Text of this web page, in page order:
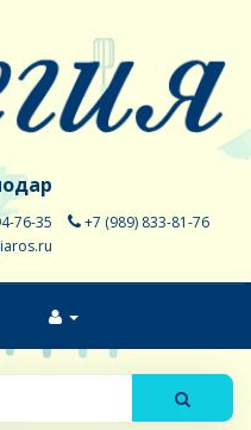
76-35
+7 (989) 833-81-76